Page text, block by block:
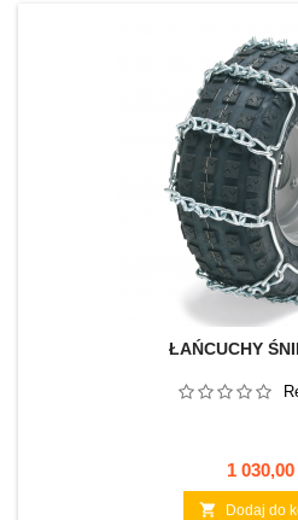
ŁAŃCUCHY
Cena
1 030,00
 Dodaj do